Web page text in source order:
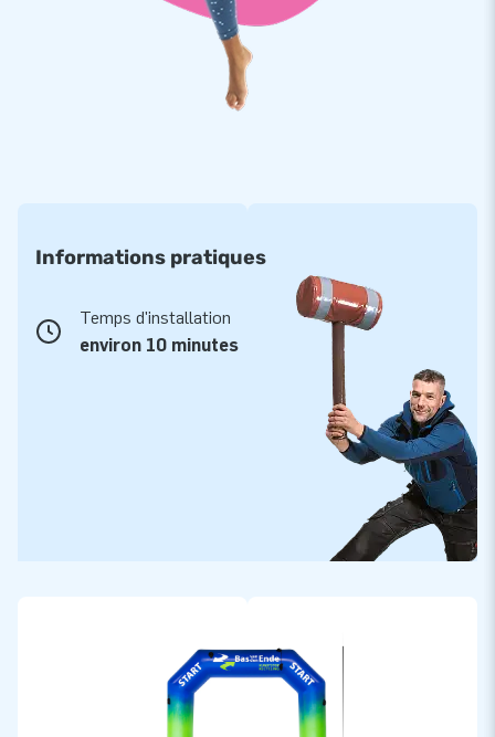
Informations pratiques
Temps d'installation
environ 10 minutes